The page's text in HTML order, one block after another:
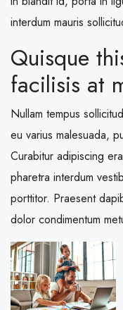
interdum mauris
Quisque
facilisis at
Nullam tempus
eu varius malesuada,
Curabitur adipiscing
pharetra interdum
porttitor. Praesent
dolor condimentum